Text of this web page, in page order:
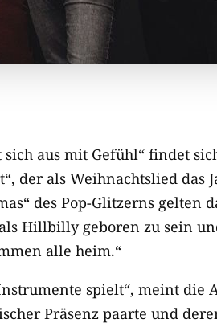
aus mit Gefühl“ findet
der als Weihnachtslied das
des Pop-Glitzerns gelten
Hillbilly geboren zu sein
alle heim.“
spielt“, meint die
Präsenz paarte und